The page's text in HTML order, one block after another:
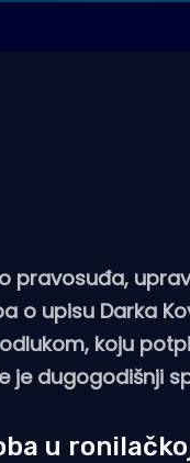
pravosuđa,
o upisu Darka
koju
je dugogodišnji
u